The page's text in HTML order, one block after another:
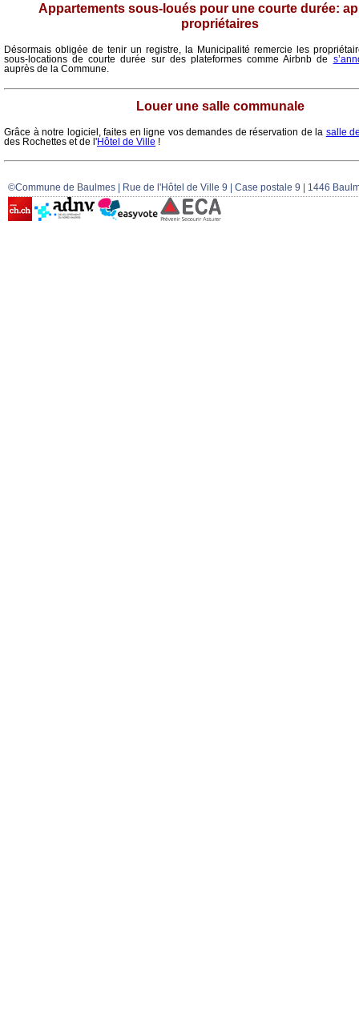
Appartements sous-loués pour une courte durée:
propriétaires
Désormais obligée de tenir un registre, la Municipalité remercie les
sous-locations de courte durée sur des plateformes comme Airbnb de
auprès de la Commune.
Louer une salle communale
Grâce à notre logiciel, faites en ligne vos demandes de réservation de la salle
des Rochettes et de l'Hôtel de Ville !
©Commune de Baulmes | Rue de l'Hôtel de Ville 9 | Case postale 9 | 1446